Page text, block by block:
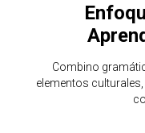
Combino
elementos